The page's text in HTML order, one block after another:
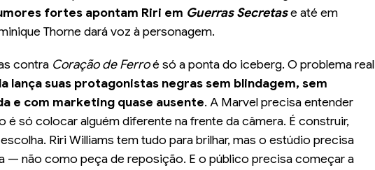
fortes apontam Riri em Guerras Secretase até em
Thorne dará voz à personagem.
contra Coração de Ferroé só a ponta do iceberg. O problema real
lança suas protagonistas negras sem blindagem, sem
e com marketing quase ausente. A Marvel precisa entender
é só colocar alguém diferente na frente da câmera. É construir,
Riri Williams tem tudo para brilhar, mas o estúdio precisa
— não como peça de reposição. E o público precisa começar a